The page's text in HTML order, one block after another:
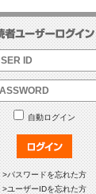
自動ログイン
パスワードを忘れた方
ユーザーIDを忘れた方